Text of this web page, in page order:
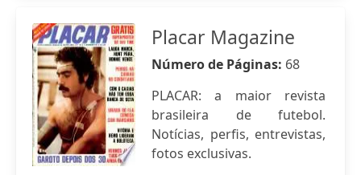
Placar Magazine
Número de Páginas: 68
PLACAR: a maior revista
brasileira de futebol.
Notícias, perfis, entrevistas,
fotos exclusivas.